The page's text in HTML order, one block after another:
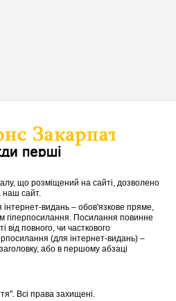
що розміщений на сайті, дозволено
наш сайт.
інтернет-видань – обов'язкове пряме,
гіперпосилання. Посилання повинне
від повного, чи часткового
(для інтернет-видань) –
або в першому абзаці
Всі права захищені.